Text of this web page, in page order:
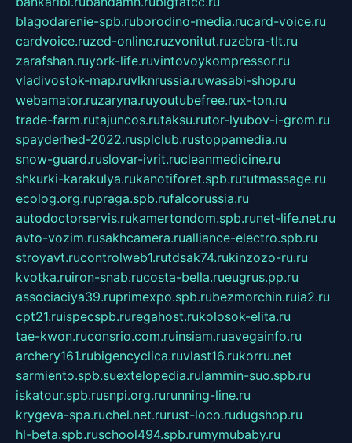
blagodarenie-spb.ruborodino-media.rucard-voice.ru
cardvoice.ruzed-online.ruzvonitut.ruzebra-tlt.ru
zarafshan.ruyork-life.ruvintovoykompressor.ru
vladivostok-map.ruvlknrussia.ruwasabi-shop.ru
webamator.ruzaryna.ruyoutubefree.rux-ton.ru
trade-farm.rutajuncos.rutaksu.rutor-lyubov-i-grom.ru
spayderhed-2022.rusplclub.rustoppamedia.ru
snow-guard.ruslovar-ivrit.rucleanmedicine.ru
shkurki-karakulya.rukanotiforet.spb.rututmassage.ru
ecolog.org.rupraga.spb.rufalcorussia.ru
autodoctorservis.rukamertondom.spb.runet-life.net.ru
avto-vozim.rusakhcamera.rualliance-electro.spb.ru
stroyavt.rucontrolweb1.rutdsak74.rukinzozo-ru.ru
kvotka.ruiron-snab.rucosta-bella.rueugrus.pp.ru
associaciya39.ruprimexpo.spb.rubezmorchin.ruia2.ru
cpt21.ruispecspb.ruregahost.rukolosok-elita.ru
tae-kwon.ruconsrio.com.ruinsiam.ruavegainfo.ru
archery161.rubigencyclica.ruvlast16.rukorru.net
sarmiento.spb.suextelopedia.rulammin-suo.spb.ru
iskatour.spb.rusnpi.org.rurunning-line.ru
krygeva-spa.ruchel.net.rurust-loco.rudugshop.ru
hl-beta.spb.ruschool494.spb.rumymubaby.ru